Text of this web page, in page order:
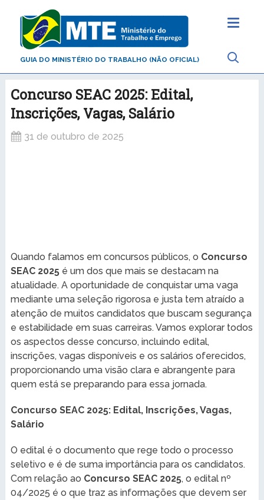
GUIA DO MINISTÉRIO DO TRABALHO (NÃO OFICIAL)
Concurso SEAC 2025: Edital,
Inscrições, Vagas, Salário
31 de outubro de 2025
Quando falamos em concursos públicos, o Concurso
SEAC 2025é um dos que mais se destacam na
atualidade. A oportunidade de conquistar uma vaga
mediante uma seleção rigorosa e justa tem atraído a
atenção de muitos candidatos que buscam segurança
e estabilidade em suas carreiras. Vamos explorar todos
os aspectos desse concurso, incluindo edital,
inscrições, vagas disponíveis e os salários oferecidos,
proporcionando uma visão clara e abrangente para
quem está se preparando para essa jornada.
Concurso SEAC 2025: Edital, Inscrições, Vagas,
Salário
O edital é o documento que rege todo o processo
seletivo e é de suma importância para os candidatos.
Com relação ao Concurso SEAC 2025, o edital nº
04/2025 é o que traz as informações que devem ser